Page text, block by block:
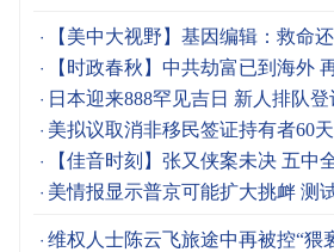
【美中大视野】基因编辑：救命
【时政春秋】中共劫富已到海外
日本迎来888罕见吉日 新人排队
美拟议取消非移民签证持有者60
【佳音时刻】张又侠案未决 五中
美情报显示普京可能扩大挑衅 测
维权人士陈云飞旅途中再被控“猥